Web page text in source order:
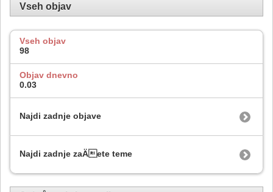
Vseh objav
Vseh objav
98
Objav dnevno
0.03
Najdi zadnje objave
Najdi zadnje zaÄete teme